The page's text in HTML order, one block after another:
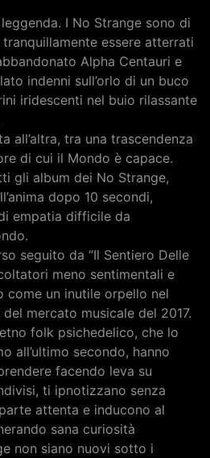
I No Strange sono di
essere atterrati
Alpha Centauri e
indenni sull’orlo di un buco
iridescenti nel buio rilassante
all’altra, tra una trascendenza
di cui il Mondo è capace.
gli album dei No Strange,
dopo 10 secondi,
empatia difficile da
seguito da “Il Sentiero Delle
meno sentimentali e
come un inutile orpello nel
mercato musicale del 2017.
folk psichedelico, che lo
all’ultimo secondo, hanno
facendo leva su
ti ipnotizzano senza
attenta e inducono al
sana curiosità
non siano nuovi sotto i